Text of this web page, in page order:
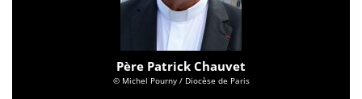
Père Patrick Chauvet
© Michel Pourny / Diocèse de Paris